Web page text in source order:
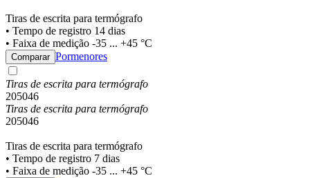
Tiras de escrita para termógrafo
• Tempo de registro 14 dias
• Faixa de medição -35 ... +45 °C
Comparar Pormenores
Tiras de escrita para termógrafo
205046
Tiras de escrita para termógrafo
205046
Tiras de escrita para termógrafo
• Tempo de registro 7 dias
• Faixa de medição -35 ... +45 °C